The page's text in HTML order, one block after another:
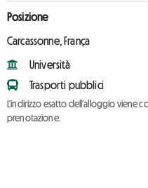
Posizione
Carcassonne, França
Università
Trasporti pubblici
L'indirizzo esatto dell'alloggio viene
prenotazione.